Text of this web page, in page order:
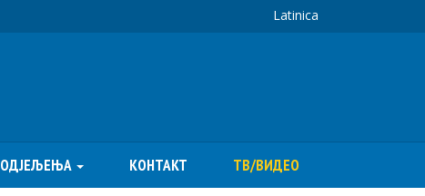
Latinica
ОДЈЕЉЕЊА КОНТАКТ ТВ/ВИДЕО